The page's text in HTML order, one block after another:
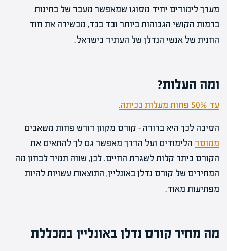
מערך לימודים יחיד מסוגו שמאפשר מעבר של בחינות
ברמות הקושי הגבוהות ביותר ובד בבד, מכשירה את חוד
החנית של אנשי הנדלן של העתיד בישראל.
ומה העלות?
עד 50% פחות מעלות בכיתה.
הסיבה לכך היא ברורה – קורס מקוון דורש פחות משאבים
ממוסד הלימודים ועל הדרך מאפשר גם לך להתאים את
הקורס ביתר קלות לשגרת החיים. לכן, שווה תמיד לבחון מה
המחירים של קורס נדלן באונליין, התוצאות עשויות להיות
מפתיעות מאוד.
מה מחיר קורס נדלן באונליין במכללת